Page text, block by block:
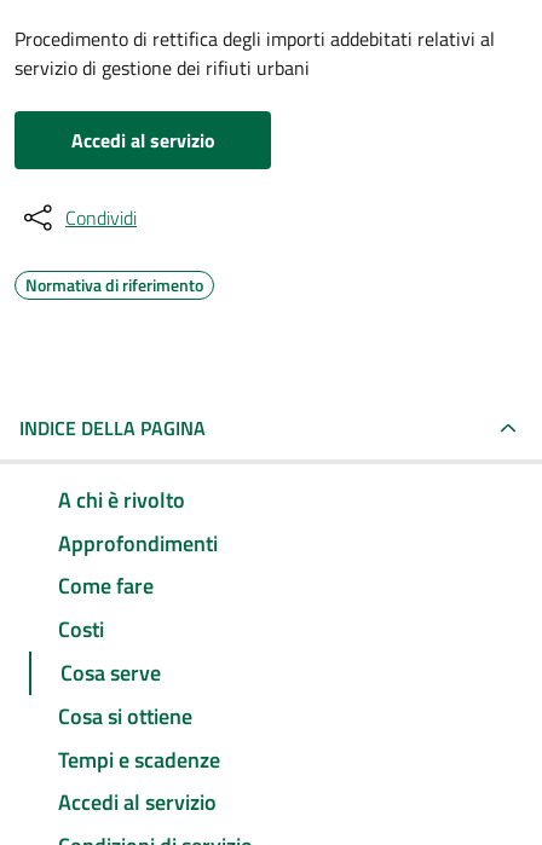
Procedimento di rettifica degli importi addebitati relativi al
servizio di gestione dei rifiuti urbani
Accedi al servizio
Condividi
Normativa di riferimento
INDICE DELLA PAGINA
A chi è rivolto
Approfondimenti
Come fare
Costi
Cosa serve
Cosa si ottiene
Tempi e scadenze
Accedi al servizio